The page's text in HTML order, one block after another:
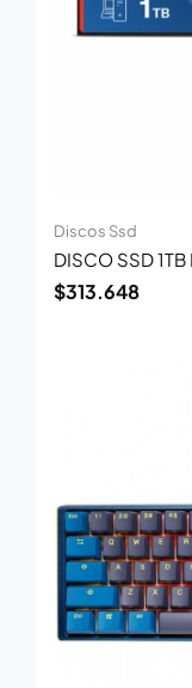
Discos Ssd
DISCO SSD 1TB
$313.648